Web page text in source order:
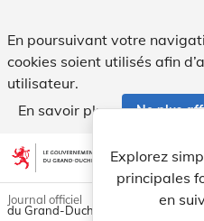
En poursuivant votre
cookies soient utilisés afin
utilisateur.
En savoir plus
Ne plus
Aller au contenu Explorez
principales
en
Journal officiel
du Grand-Duché de Luxembourg